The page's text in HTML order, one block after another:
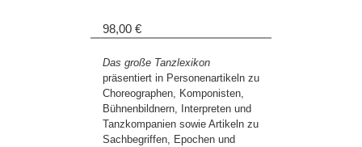
98,00 €
Das große Tanzlexikon
präsentiert in Personenartikeln zu
Choreographen, Komponisten,
Bühnenbildnern, Interpreten und
Tanzkompanien sowie Artikeln zu
Sachbegriffen, Epochen und